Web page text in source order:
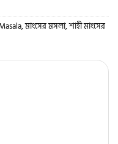
,মাংসের মসলা,শাহী মাংসের